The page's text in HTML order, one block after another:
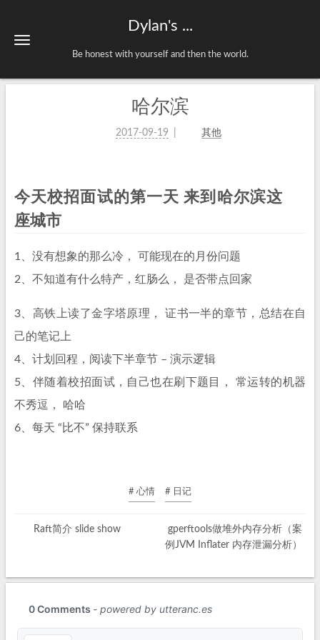
Dylan's ...
Be honest with yourself and then the world.
哈尔滨
2017-09-19 其他
今天校招面试的第一天 来到哈尔滨这
座城市
1、没有想象的那么冷， 可能现在的月份问题
2、不知道有什么特产，红肠么， 是否带点回家
3、高铁上读了金字塔原理， 证书一半的章节，总结在自
己的笔记上
4、计划回程，阅读下半章节 – 演示逻辑
5、伴随着校招面试，自己也在刷下题目， 常运转的机器
不秀逗， 哈哈
6、每天 “比不” 保持联系
# 心情 # 日记
Raft简介 slide show
gperftools做堆外内存分析（案
例JVM Inflater 内存泄漏分析）